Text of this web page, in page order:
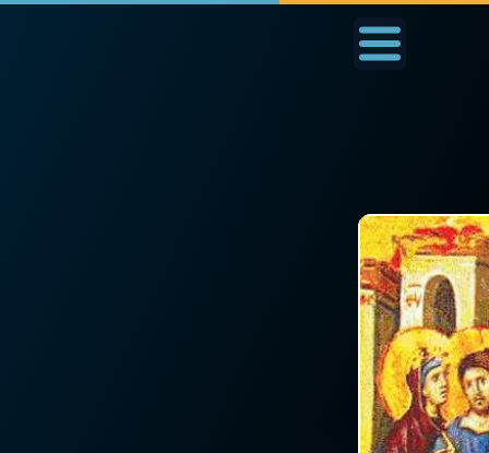
Prier au quotidien
Avec Thérèse de
L'Évangile chaque
Les premiers